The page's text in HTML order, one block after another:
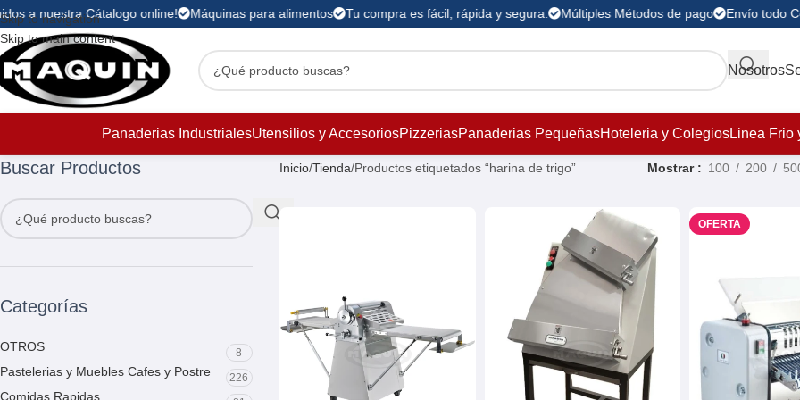
Skip to navigation
Skip to main content
a nuestra Cátalogo online! Máquinas para alimentos Tu compra es fácil, rápida y segura. Múltiples Métodos de pago Envío todo
Nosotros
Panaderias IndustrialesUtensilios y AccesoriosPizzeriasPanaderias PequeñasHoteleria y ColegiosLinea Frio
Buscar Productos
Categorías
OTROS 8
Pastelerias y Muebles Cafes y Postre 226
Comidas Rapidas
Inicio Tienda Productos etiquetados “harina de trigo” Mostrar 100 200
OFERTA